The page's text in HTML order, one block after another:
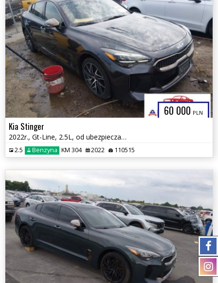
60 000 PLN
Kia Stinger
2022r., Gt-Line, 2.5L, od ubezpieczalni
2.5 Benzyna KM 304 2022 110515